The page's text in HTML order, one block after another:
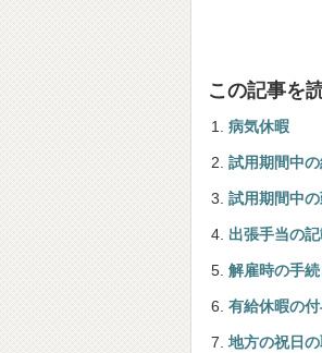
この記事を
病気休暇
試用期間中
試用期間中
出張手当の
解雇時の手続
有給休暇の
地方の祝日